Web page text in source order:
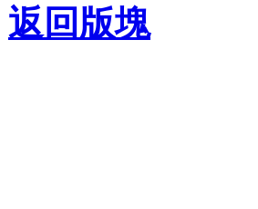
返回版塊